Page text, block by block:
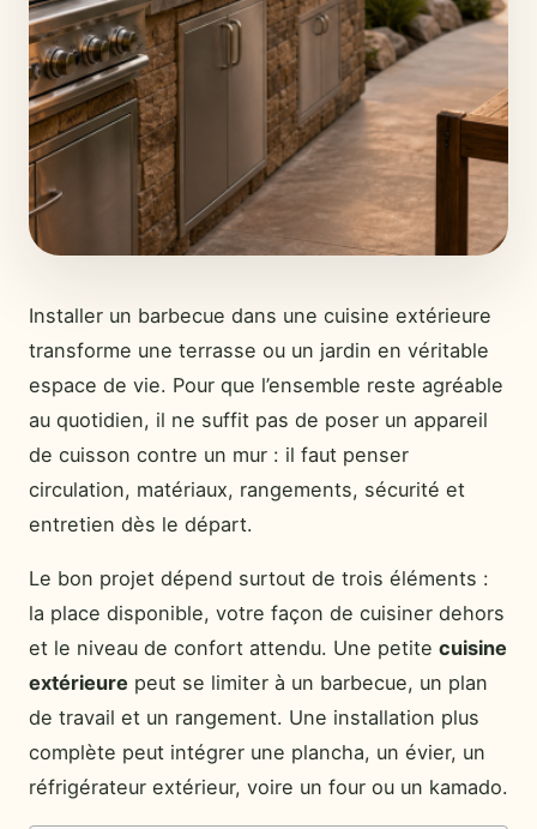
Installer un barbecue dans une cuisine extérieure
transforme une terrasse ou un jardin en véritable
espace de vie. Pour que l’ensemble reste agréable
au quotidien, il ne suffit pas de poser un appareil
de cuisson contre un mur : il faut penser
circulation, matériaux, rangements, sécurité et
entretien dès le départ.
Le bon projet dépend surtout de trois éléments :
la place disponible, votre façon de cuisiner dehors
et le niveau de confort attendu. Une petite cuisine
extérieure peut se limiter à un barbecue, un plan
de travail et un rangement. Une installation plus
complète peut intégrer une plancha, un évier, un
réfrigérateur extérieur, voire un four ou un kamado.